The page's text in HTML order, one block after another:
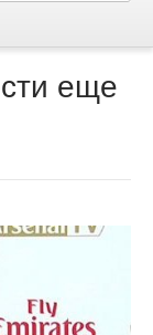
еще